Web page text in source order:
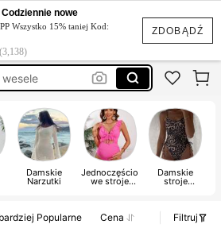
ZDOBĄDŹ
nowe
Wszystko 15% taniej Kod:
(3,138)
wesele
damski
damskie
wesele
Damskie
Narzutki
Jednoczęścio
we stroje
Damskie
stroje
Popularne Cena
Filtruj